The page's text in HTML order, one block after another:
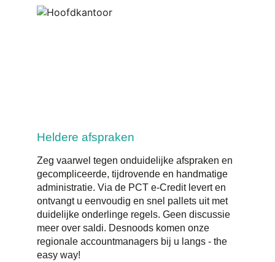
Heldere afspraken
Zeg vaarwel tegen onduidelijke afspraken en
gecompliceerde, tijdrovende en handmatige
administratie. Via de PCT e-Credit levert en
ontvangt u eenvoudig en snel pallets uit met
duidelijke onderlinge regels. Geen discussie
meer over saldi. Desnoods komen onze
regionale accountmanagers bij u langs - the
easy way!